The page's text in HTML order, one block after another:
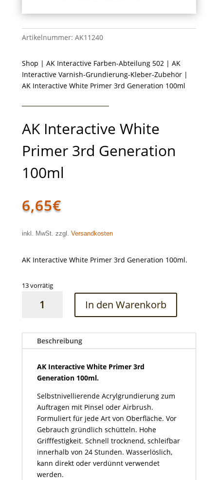
Artikelnummer: AK11240
Shop | AK Interactive Farben-Abteilung 502| AK
Interactive Varnish-Grundierung-Kleber-Zubehör|
AK Interactive White Primer 3rd Generation 100ml
AK Interactive White
Primer 3rd Generation
100ml
6,65€
inkl. MwSt. zzgl. Versandkosten
AK Interactive White Primer 3rd Generation 100ml.
13 vorrätig
Interactive
100ml
Menge
In den Warenkorb
Beschreibung
AK Interactive White Primer 3rd
Generation 100ml.
Selbstnivellierende Acrylgrundierung zum
Auftragen mit Pinsel oder Airbrush.
Formuliert für jede Art von Oberfläche. Vor
Gebrauch gründlich schütteln. Hohe
Grifffestigkeit. Schnell trocknend, schleifbar
innerhalb von 24 Stunden. Wasserlöslich,
kann direkt oder verdünnt verwendet
werden.